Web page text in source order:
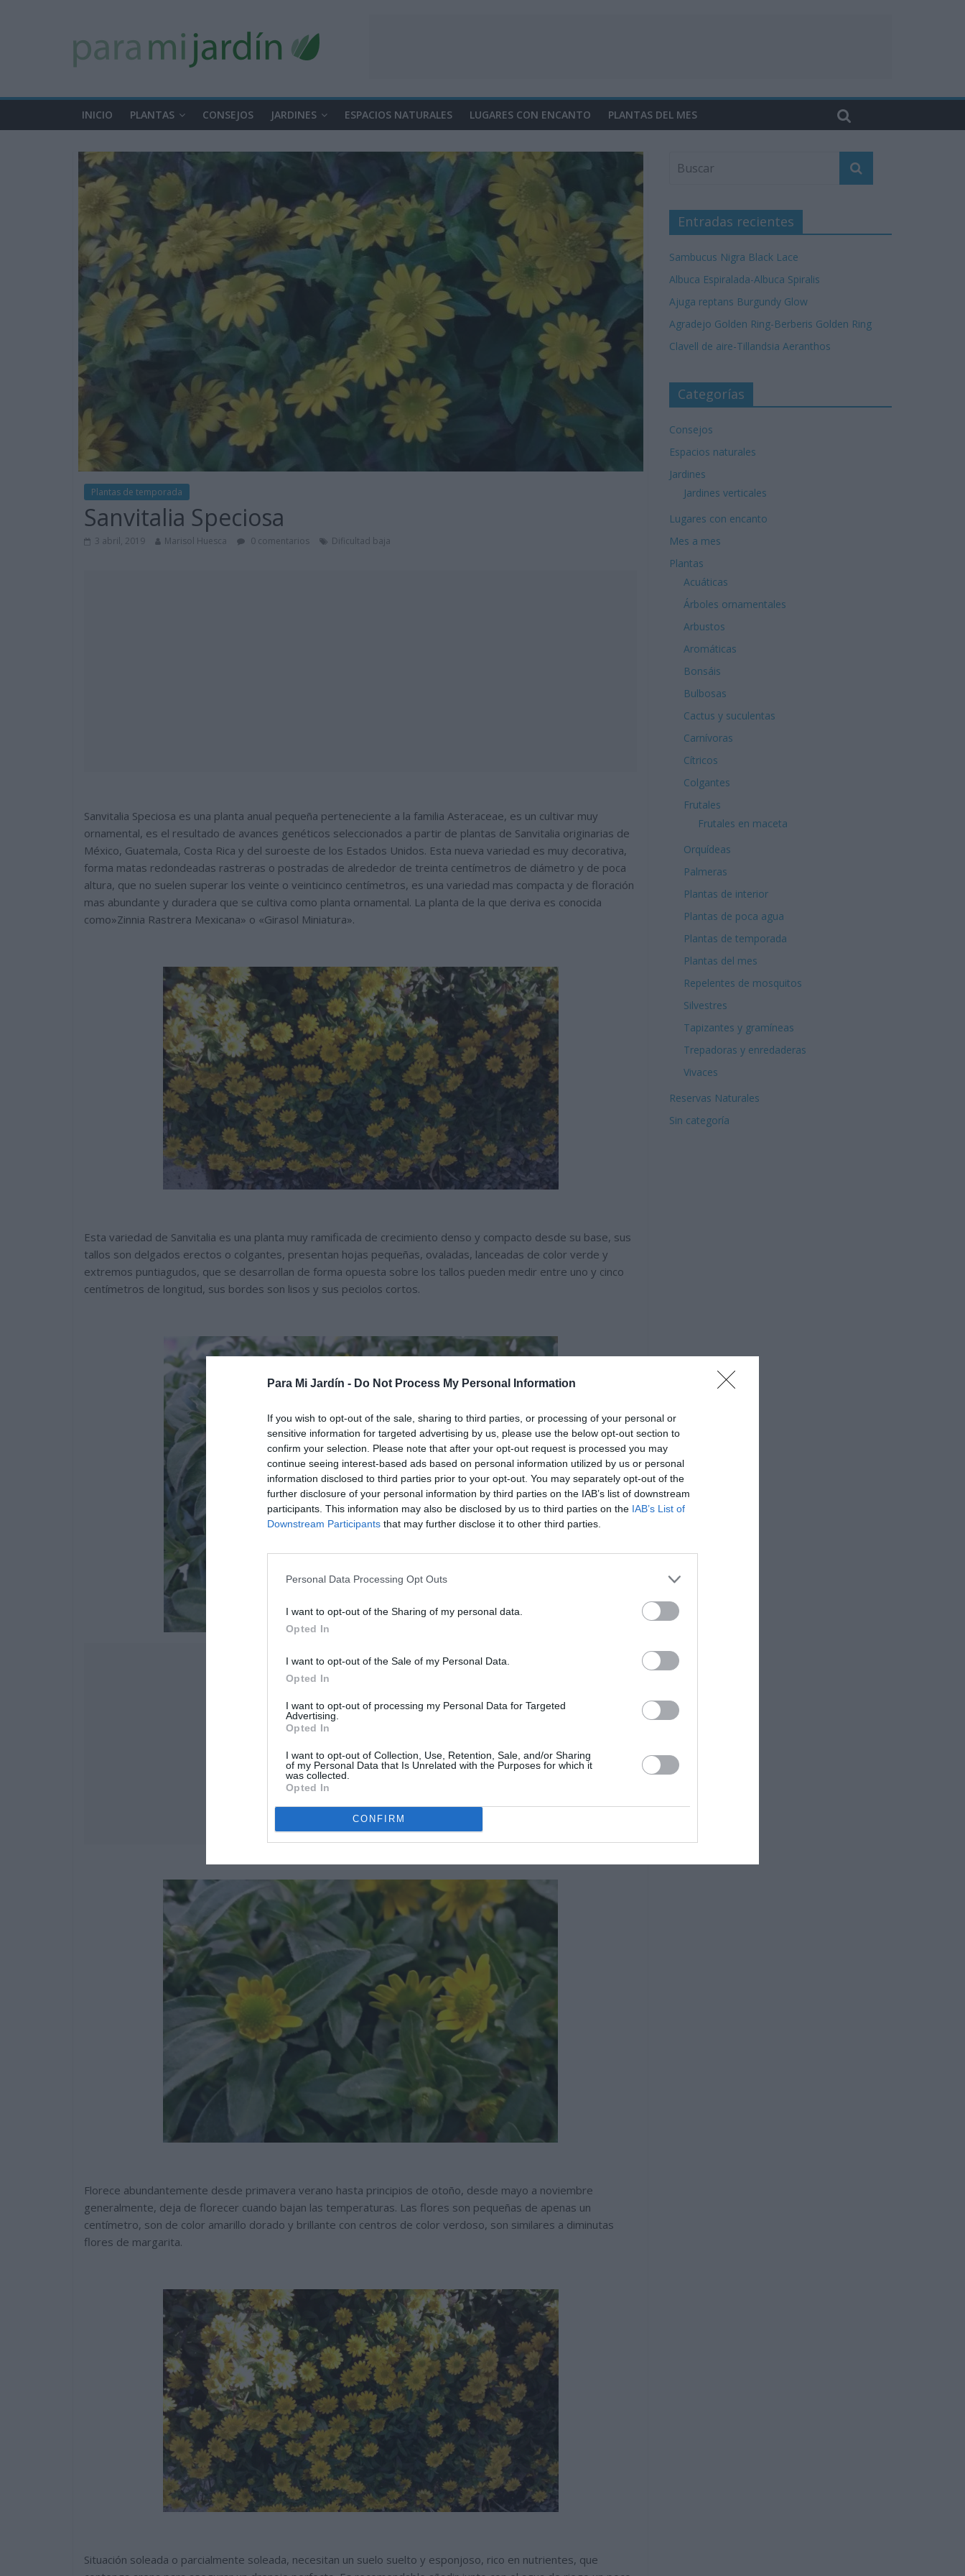
Para Mi Jardín - Do Not Process My Personal Information
If you wish to opt-out of the sale, sharing to third parties, or processing of your personal or
sensitive information for targeted advertising by us, please use the below opt-out section to
confirm your selection. Please note that after your opt-out request is processed you may
continue seeing interest-based ads based on personal information utilized by us or personal
information disclosed to third parties prior to your opt-out. You may separately opt-out of the
further disclosure of your personal information by third parties on the IAB’s list of downstream
participants. This information may also be disclosed by us to third parties on the IAB’s List of
Downstream Participants that may further disclose it to other third parties.
Personal Data Processing Opt Outs
I want to opt-out of the Sharing of my personal data.
Opted In
I want to opt-out of the Sale of my Personal Data.
Opted In
I want to opt-out of processing my Personal Data for Targeted
Advertising.
Opted In
I want to opt-out of Collection, Use, Retention, Sale, and/or Sharing
of my Personal Data that Is Unrelated with the Purposes for which it
was collected.
Opted In
CONFIRM
INICIO PLANTAS CONSEJOS JARDINES ESPACIOS NATURALES LUGARES CON ENCANTO PLANTAS DEL MES
Plantas de temporada
Sanvitalia Speciosa
3 abril, 2019 Marisol Huesca 0 comentarios Dificultad baja
Sanvitalia Speciosa es una planta anual pequeña perteneciente a la familia Asteraceae, es un cultivar muy
ornamental, es el resultado de avances genéticos seleccionados a partir de plantas de Sanvitalia originarias de
México, Guatemala, Costa Rica y del suroeste de los Estados Unidos. Esta nueva variedad es muy decorativa,
forma matas redondeadas rastreras o postradas de alrededor de treinta centímetros de diámetro y de poca
altura, que no suelen superar los veinte o veinticinco centímetros, es una variedad mas compacta y de floración
mas abundante y duradera que se cultiva como planta ornamental. La planta de la que deriva es conocida
como»Zinnia Rastrera Mexicana» o «Girasol Miniatura».
Esta variedad de Sanvitalia es una planta muy ramificada de crecimiento denso y compacto desde su base, sus
tallos son delgados erectos o colgantes, presentan hojas pequeñas, ovaladas, lanceadas de color verde y
extremos puntiagudos, que se desarrollan de forma opuesta sobre los tallos pueden medir entre uno y cinco
centímetros de longitud, sus bordes son lisos y sus peciolos cortos.
Florece abundantemente desde primavera verano hasta principios de otoño, desde mayo a noviembre
generalmente, deja de florecer cuando bajan las temperaturas. Las flores son pequeñas de apenas un
centímetro, son de color amarillo dorado y brillante con centros de color verdoso, son similares a diminutas
flores de margarita.
Situación soleada o parcialmente soleada, necesitan un suelo suelto y esponjoso, rico en nutrientes, que
Entradas recientes
Sambucus Nigra Black Lace
Albuca Espiralada-Albuca Spiralis
Ajuga reptans Burgundy Glow
Agradejo Golden Ring-Berberis Golden Ring
Clavell de aire-Tillandsia Aeranthos
Categorías
Consejos
Espacios naturales
Jardines
Jardines verticales
Lugares con encanto
Mes a mes
Plantas
Acuáticas
Árboles ornamentales
Arbustos
Aromáticas
Bonsáis
Bulbosas
Cactus y suculentas
Carnívoras
Cítricos
Colgantes
Frutales
Frutales en maceta
Orquídeas
Palmeras
Plantas de interior
Plantas de poca agua
Plantas de temporada
Plantas del mes
Repelentes de mosquitos
Silvestres
Tapizantes y gramíneas
Trepadoras y enredaderas
Vivaces
Reservas Naturales
Sin categoría